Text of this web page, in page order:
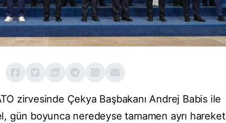
zirvesinde Çekya Başbakanı Andrej Babis ile
gün boyunca neredeyse tamamen ayrı hareket